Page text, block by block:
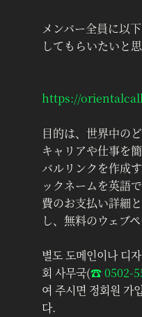
メンバー全員に以
してもらいたいと思
https://
目的は、世界中の
キャリアや仕事を
バルリンクを作成
ックネームを英語
費のお支払い詳細
し、無料のウェブ
별도 도메인이나 디
회 사무국(☎︎ 0502-
여 주시면 정회원 가
다.